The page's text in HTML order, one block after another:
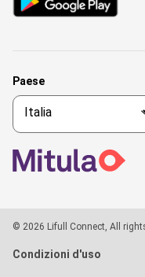
Paese
© 2026 Lifull Connect, All
Condizioni d'uso